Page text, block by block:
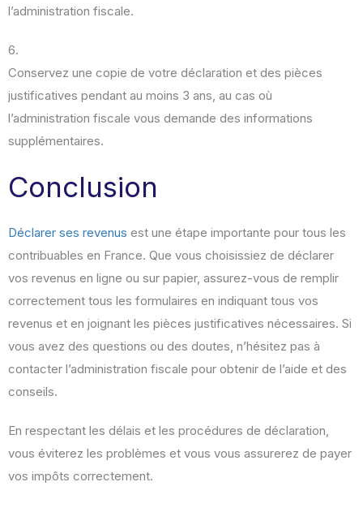
l’administration fiscale.
Conservez une copie de votre déclaration et des pièces
justificatives pendant au moins 3 ans, au cas où
l’administration fiscale vous demande des informations
supplémentaires.
Conclusion
Déclarer ses revenus est une étape importante pour tous les
contribuables en France. Que vous choisissiez de déclarer
vos revenus en ligne ou sur papier, assurez-vous de remplir
correctement tous les formulaires en indiquant tous vos
revenus et en joignant les pièces justificatives nécessaires. Si
vous avez des questions ou des doutes, n’hésitez pas à
contacter l’administration fiscale pour obtenir de l’aide et des
conseils.
En respectant les délais et les procédures de déclaration,
vous éviterez les problèmes et vous vous assurerez de payer
vos impôts correctement.